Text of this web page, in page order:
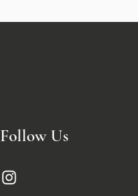
Follow Us